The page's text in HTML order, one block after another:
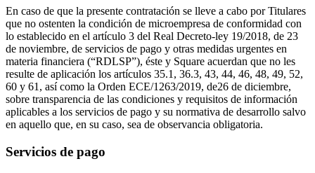
Square Kiosk
Square Handheld
Square Reader
Accesoris
Equips i paquets
Hardware
En caso de que la presente contratación se lleve a cabo por Titulares
que no ostenten la condición de microempresa de conformidad con
lo establecido en el artículo 3 del Real Decreto-ley 19/2018, de 23
de noviembre, de servicios de pago y otras medidas urgentes en
materia financiera (“RDLSP”), éste y Square acuerdan que no les
resulte de aplicación los artículos 35.1, 36.3, 43, 44, 46, 48, 49, 52,
60 y 61, así como la Orden ECE/1263/2019, de26 de diciembre,
sobre transparencia de las condiciones y requisitos de información
aplicables a los servicios de pago y su normativa de desarrollo salvo
en aquello que, en su caso, sea de observancia obligatoria.
Servicios de pago